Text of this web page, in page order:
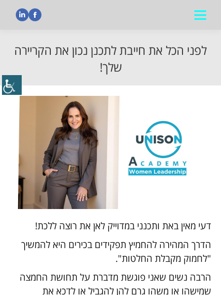
לפני הכל את חייבת לתכנן נכון את הקריירה
שלך!
דעי מאין באת ותכנני במדוייק לאן את רוצה ללכת!
הדרך המהירה להחמיץ תפקידים בכירים היא להמשיך
"לחמוק מקבלת החלטות".
הרבה נשים שאני פוגשת מדברת על תחושת החמצה
שמישהו או משהו גרם להן להגביל או לדכא את